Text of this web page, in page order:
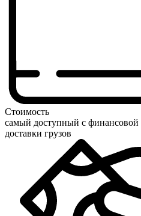
Стоимость
самый доступный с финансовой
доставки грузов